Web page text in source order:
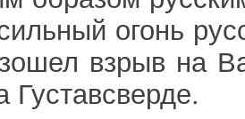
огонь
взрыв на
Густавсверде.